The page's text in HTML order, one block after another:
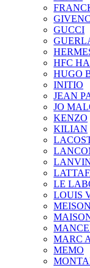
GUCCI
HFC
HUGO
INITIO
JEAN
JO
KENZO
KILIAN
LE
LOUIS
MARC
MEMO